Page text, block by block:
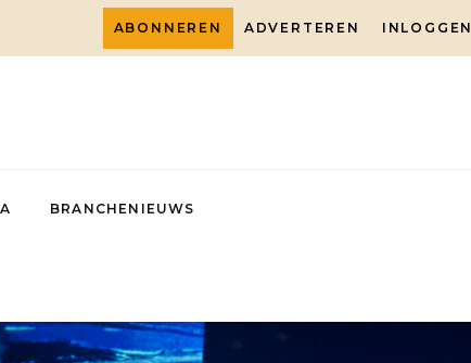
ABONNEREN ADVERTEREN INLOGGEN
BRANCHENIEUWS